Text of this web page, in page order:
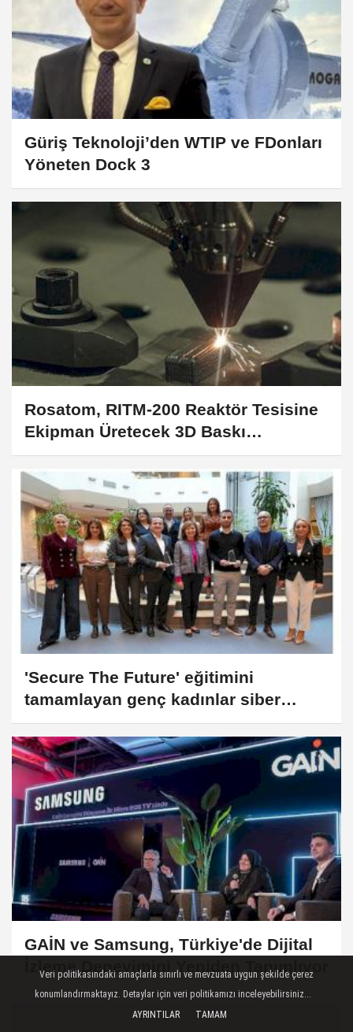
Güriş Teknoloji’den WTIP ve FDonları
Yöneten Dock 3
Rosatom, RITM-200 Reaktör Tesisine
Ekipman Üretecek 3D Baskı
Teknolojisini Tanıttı
'Secure The Future' eğitimini
tamamlayan genç kadınlar siber
güvenlik alanında uzmanlaşmaya
hazır
GAİN ve Samsung, Türkiye'de Dijital
İzleme Deneyimini Yeniden Tanımlıyor
Veri politikasındaki amaçlarla sınırlı ve mevzuata uygun şekilde çerez
konumlandırmaktayız. Detaylar için veri politikamızı inceleyebilirsiniz...
AYRINTILAR
TAMAM